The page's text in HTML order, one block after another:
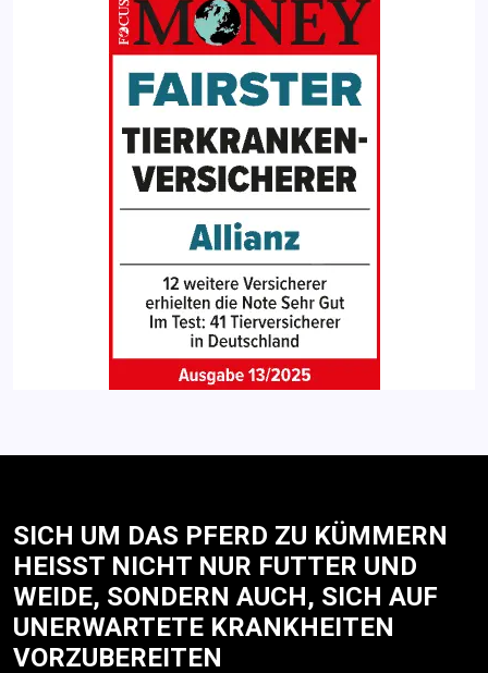
SICH UM DAS PFERD ZU KÜMMERN
HEISST NICHT NUR FUTTER UND W
EIDE, SONDERN AUCH, SICH AUF U
NERWARTETE KRANKHEITEN V
ORZUBEREITEN